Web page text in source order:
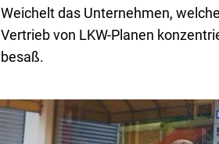
Weichelt das Unternehmen,
Vertrieb von LKW-Planen
besaß.